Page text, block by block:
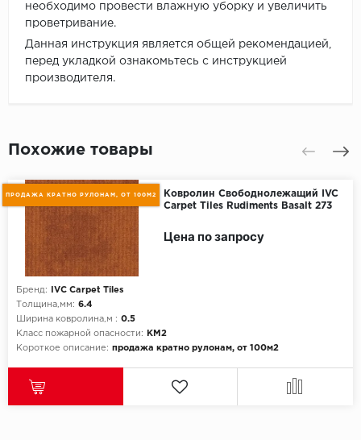
необходимо провести влажную уборку и увеличить
проветривание.
Данная инструкция является общей рекомендацией,
перед укладкой ознакомьтесь с инструкцией
производителя.
Похожие товары
ПРОДАЖА КРАТНО РУЛОНАМ, ОТ 100М2
Ковролин Свободнолежащий IVC
Carpet Tiles Rudiments Basalt 273
Бренд:
IVC Carpet Tiles
Толщина,мм: 6.4
Ширина ковролина,м : 0.5
Класс пожарной опасности:
КМ2
Короткое описание: продажа кратно рулонам, от 100м2
Цена по запросу